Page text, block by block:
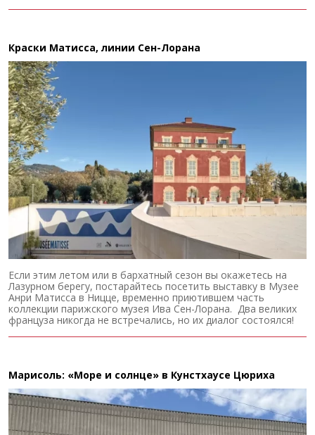
Краски Матисса, линии Сен-Лорана
Если этим летом или в бархатный сезон вы окажетесь на
Лазурном берегу, постарайтесь посетить выставку в Музее
Анри Матисса в Ницце, временно приютившем часть
коллекции парижского музея Ива Сен-Лорана. Два великих
француза никогда не встречались, но их диалог состоялся!
Марисоль: «Море и солнце» в Кунстхаусе Цюриха